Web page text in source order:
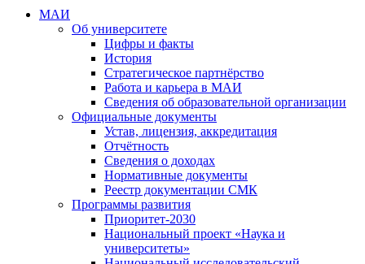
МАИ
Об университете
Цифры и факты
История
Стратегическое партнёрство
Работа и карьера в МАИ
Сведения об образовательной организации
Официальные документы
Устав, лицензия, аккредитация
Отчётность
Сведения о доходах
Нормативные документы
Реестр документации СМК
Программы развития
Приоритет-2030
Национальный проект «Наука и
университеты»